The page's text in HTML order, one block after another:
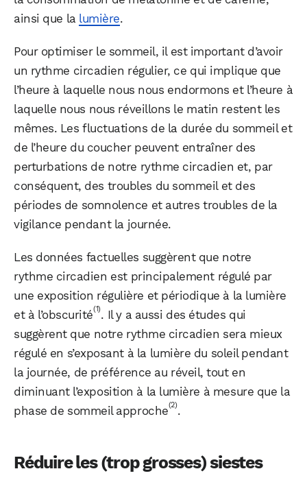
ainsi que la lumière.
Pour optimiser le sommeil, il est important d’avoir
un rythme circadien régulier, ce qui implique que
l’heure à laquelle nous nous endormons et l’heure à
laquelle nous nous réveillons le matin restent les
mêmes. Les fluctuations de la durée du sommeil et
de l’heure du coucher peuvent entraîner des
perturbations de notre rythme circadien et, par
conséquent, des troubles du sommeil et des
périodes de somnolence et autres troubles de la
vigilance pendant la journée.
Les données factuelles suggèrent que notre
rythme circadien est principalement régulé par
une exposition régulière et périodique à la lumière
et à l’obscurité(1). Il y a aussi des études qui
suggèrent que notre rythme circadien sera mieux
régulé en s’exposant à la lumière du soleil pendant
la journée, de préférence au réveil, tout en
diminuant l’exposition à la lumière à mesure que la
phase de sommeil approche(2).
Réduire les (trop grosses) siestes